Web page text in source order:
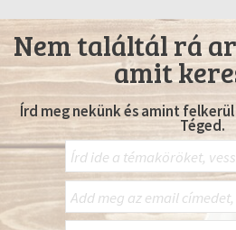
Nem találtál rá
amit
Írd meg nekünk és amint
Téged.